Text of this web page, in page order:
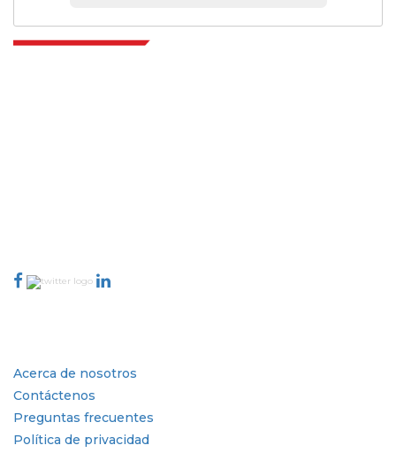
Acerca de nosotros
Contáctenos
Preguntas frecuentes
Política de privacidad